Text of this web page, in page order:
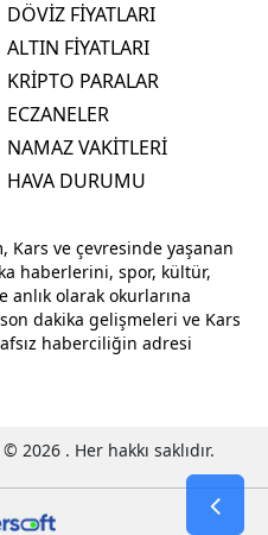
DÖVİZ FİYATLARI
ALTIN FİYATLARI
KRİPTO PARALAR
ECZANELER
NAMAZ VAKİTLERİ
HAVA DURUMU
Kars ve çevresinde yaşanan
haberlerini, spor, kültür,
olarak okurlarına
dakika gelişmeleri ve Kars
haberciliğin adresi
2026 . Her hakkı saklıdır.